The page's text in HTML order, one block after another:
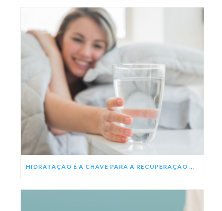
HIDRATAÇÃO É A CHAVE PARA A RECUPERAÇÃO DA DENGUE